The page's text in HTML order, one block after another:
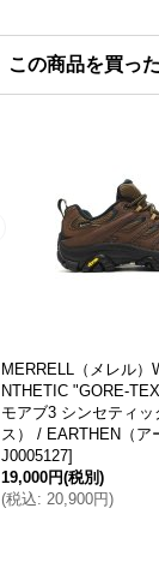
この商品を買っ
＜40%OFF＞
ILITY PEAK 5 GORE-
ィーピーク5ゴアテッ
ack（ブラック×ブラ
J067745]
15,000円(税別)
(税込: 16,500円)